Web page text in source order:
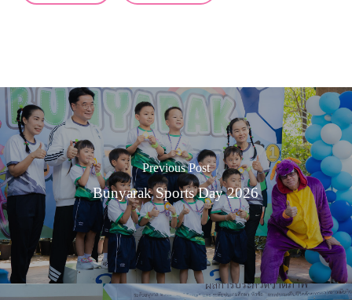
Previous Post
Bunyarak Sports Day 2026